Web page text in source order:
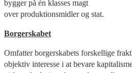
bygger på én klasses magt
over produktionsmidler og stat.
Borgerskabet
Omfatter borgerskabets forskellige
objektiv interesse i at bevare